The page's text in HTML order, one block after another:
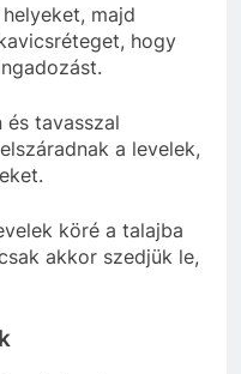
majd
hogy
és tavasszal
a levelek,
köré a talajba
akkor szedjük le,